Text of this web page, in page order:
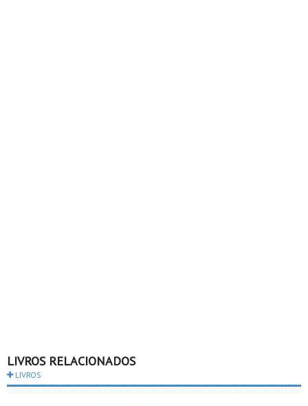
LIVROS RELACIONADOS
LIVROS